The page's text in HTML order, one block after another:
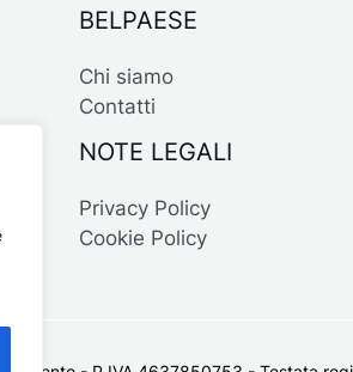
BELPAESE
Chi siamo
Contatti
NOTE LEGALI
Privacy Policy
Cookie Policy